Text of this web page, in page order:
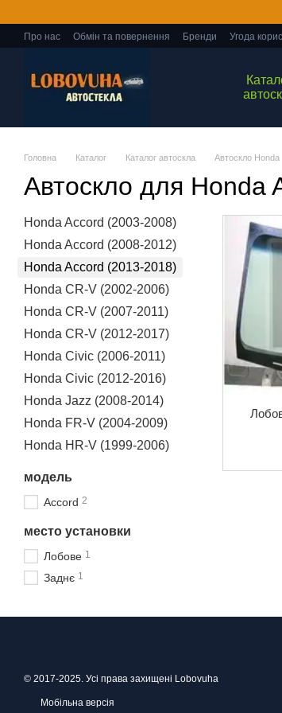
Про нас Обмін та повернення Бренди Угода
Головна Каталог Каталог автоскла Автоскло Honda
Автоскло для Honda
Honda Accord (2003-2008)
Honda Accord (2008-2012)
Honda Accord (2013-2018)
Honda CR-V (2002-2006)
Honda CR-V (2007-2011)
Honda CR-V (2012-2017)
Honda Civic (2006-2011)
Honda Civic (2012-2016)
Honda Jazz (2008-2014)
Honda FR-V (2004-2009)
Honda HR-V (1999-2006)
модель
Accord 2
место установки
Лобове 1
Заднє 1
© 2017-2025. Усі права захищені Lobovuha
Мобільна версія